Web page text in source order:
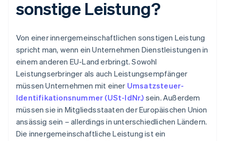
sonstige Leistung?
Von einer innergemeinschaftlichen sonstigen Leistung
spricht man, wenn ein Unternehmen Dienstleistungen in
einem anderen EU-Land erbringt. Sowohl
Leistungserbringer als auch Leistungsempfänger
müssen Unternehmen mit einer Umsatzsteuer-
Identifikationsnummer (USt-IdNr.) sein. Außerdem
müssen sie in Mitgliedsstaaten der Europäischen Union
ansässig sein – allerdings in unterschiedlichen Ländern.
Die innergemeinschaftliche Leistung ist ein